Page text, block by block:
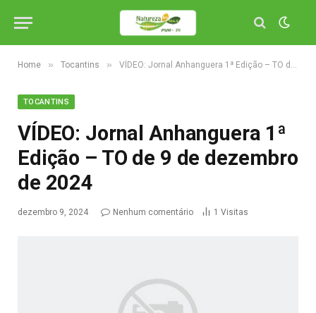
Home » Tocantins » VÍDEO: Jornal Anhanguera 1ª Edição – TO de 9 de dezembro de 2024
TOCANTINS
VÍDEO: Jornal Anhanguera 1ª
Edição – TO de 9 de dezembro
de 2024
dezembro 9, 2024 Nenhum comentário 1 Visitas